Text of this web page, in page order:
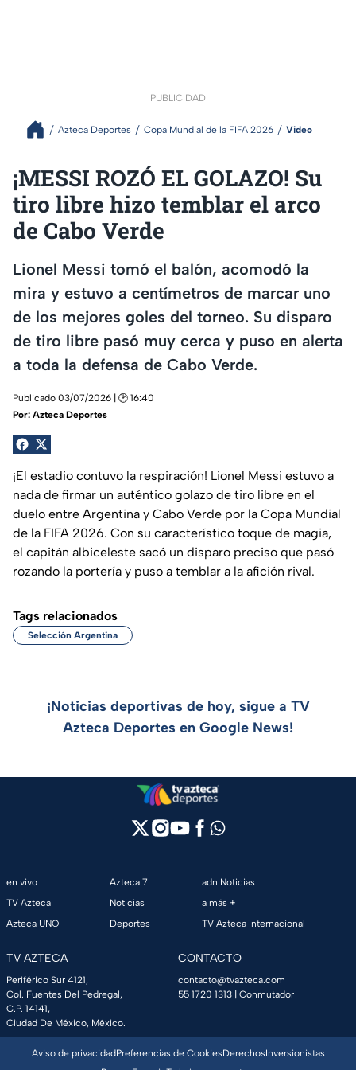
PUBLICIDAD
Azteca Deportes Copa Mundial de la FIFA 2026 Video
¡MESSI ROZÓ EL GOLAZO! Su
tiro libre hizo temblar el arco
de Cabo Verde
Lionel Messi tomó el balón, acomodó la
mira y estuvo a centímetros de marcar uno
de los mejores goles del torneo. Su disparo
de tiro libre pasó muy cerca y puso en alerta
a toda la defensa de Cabo Verde.
Publicado 03/07/2026 | 🕑 16:40
Por: Azteca Deportes
¡El estadio contuvo la respiración! Lionel Messi estuvo a
nada de firmar un auténtico golazo de tiro libre en el
duelo entre Argentina y Cabo Verde por la Copa Mundial
de la FIFA 2026. Con su característico toque de magia,
el capitán albiceleste sacó un disparo preciso que pasó
rozando la portería y puso a temblar a la afición rival.
Tags relacionados
Selección Argentina
¡Noticias deportivas de hoy, sigue a TV
Azteca Deportes en Google News!
en vivo
TV Azteca
Azteca UNO
Azteca 7
Noticias
Deportes
adn Noticias
a más +
TV Azteca Internacional
TV AZTECA
Periférico Sur 4121,
Col. Fuentes Del Pedregal,
C.P. 14141,
Ciudad De México, México.
CONTACTO
contacto@tvazteca.com
55 1720 1313 | Conmutador
Aviso de privacidadPreferencias de CookiesDerechosInversionistas